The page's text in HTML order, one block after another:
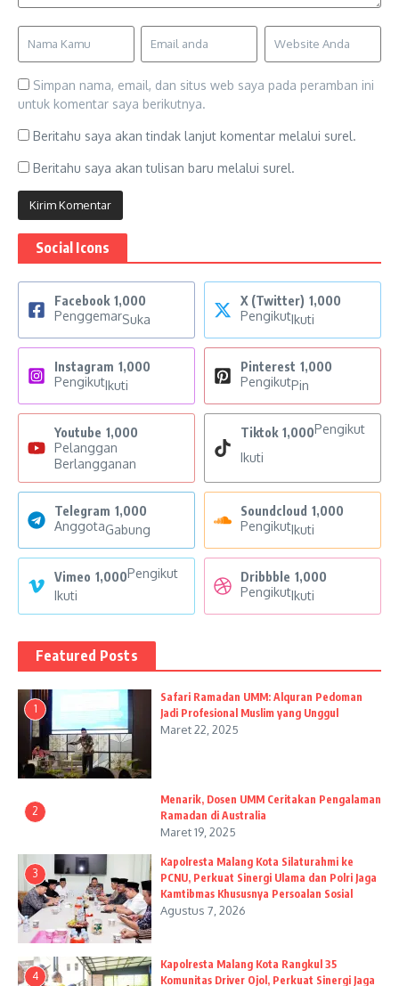
Simpan nama, email, dan situs web saya pada peramban ini
untuk komentar saya berikutnya.
Beritahu saya akan tindak lanjut komentar melalui surel.
Beritahu saya akan tulisan baru melalui surel.
Social Icons
Facebook 1,000
PenggemarSuka
X (Twitter) 1,000
PengikutIkuti
Instagram 1,000
PengikutIkuti
Pinterest 1,000
PengikutPin
Youtube 1,000
Pelanggan
Berlangganan
Tiktok 1,000Pengikut
Ikuti
Telegram 1,000
AnggotaGabung
Soundcloud 1,000
PengikutIkuti
Vimeo 1,000Pengikut
Ikuti
Dribbble 1,000
PengikutIkuti
Featured Posts
1
Safari Ramadan UMM: Alquran Pedoman
Jadi Profesional Muslim yang Unggul
Maret 22, 2025
2
Menarik, Dosen UMM Ceritakan Pengalaman
Ramadan di Australia
Maret 19, 2025
3
Kapolresta Malang Kota Silaturahmi ke
PCNU, Perkuat Sinergi Ulama dan Polri Jaga
Kamtibmas Khususnya Persoalan Sosial
Agustus 7, 2026
4
Kapolresta Malang Kota Rangkul 35
Komunitas Driver Ojol, Perkuat Sinergi Jaga